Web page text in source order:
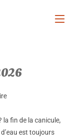
fin de la canicule,
est toujours